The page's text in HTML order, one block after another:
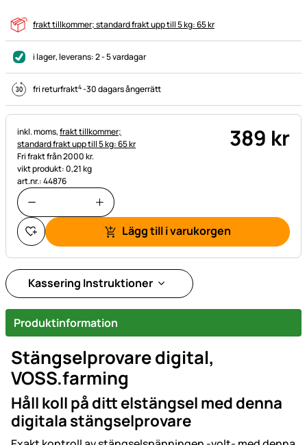
frakt tillkommer; standard frakt upp till 5 kg: 65 kr
i lager, leverans:2 - 5 vardagar
fri returfrakt4-30 dagars ångerrätt
Skatteinformation:
inkl. moms,frakt tillkommer;
standard frakt upp till 5 kg: 65 kr
Fri frakt från 2000 kr.
vikt produkt: 0,21 kg
art.nr.: 44876
389 kr
Lägg till i varukorgen
Kassering Instruktioner
Produktinformation
Stängselprovare digital,
VOSS.farming
Håll koll på ditt elstängsel med denna
digitala stängselprovare